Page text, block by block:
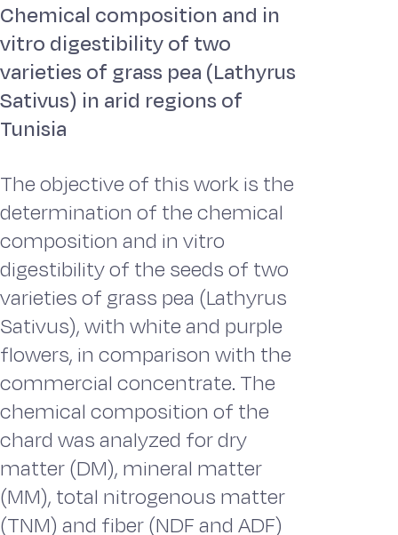
Chemical composition and in
vitro digestibility of two
varieties of grass pea (Lathyrus
Sativus) in arid regions of
Tunisia
The objective of this work is the
determination of the chemical
composition and in vitro
digestibility of the seeds of two
varieties of grass pea (Lathyrus
Sativus), with white and purple
flowers, in comparison with the
commercial concentrate. The
chemical composition of the
chard was analyzed for dry
matter (DM), mineral matter
(MM), total nitrogenous matter
(TNM) and fiber (NDF and ADF)